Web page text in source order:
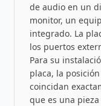
de audio en un
monitor, un
integrado. La
los puertos
Para su
placa, la
coincidan
que es una